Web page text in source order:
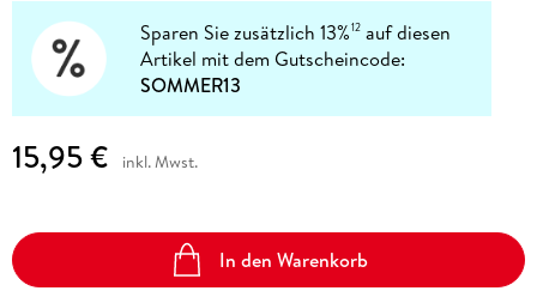
Sparen Sie zusätzlich 13%12 auf diesen
Artikel mit dem Gutscheincode:
SOMMER13
15,95 € inkl. Mwst.
In den Warenkorb